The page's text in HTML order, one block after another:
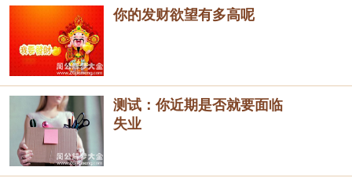
你的发财欲望有多高呢
测试：你近期是否就要面临
失业